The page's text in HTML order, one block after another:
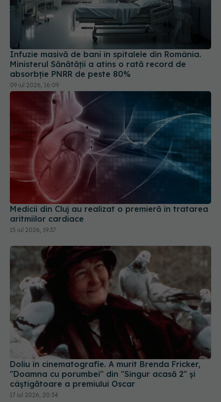
Infuzie masivă de bani în spitalele din România.
Ministerul Sănătății a atins o rată record de
absorbție PNRR de peste 80%
09 iul 2026, 16:09
Medicii din Cluj au realizat o premieră în tratarea
aritmiilor cardiace
15 iul 2026, 19:37
Doliu în cinematografie. A murit Brenda Fricker,
"Doamna cu porumbei" din "Singur acasă 2" și
câștigătoare a premiului Oscar
17 iul 2026, 20:34